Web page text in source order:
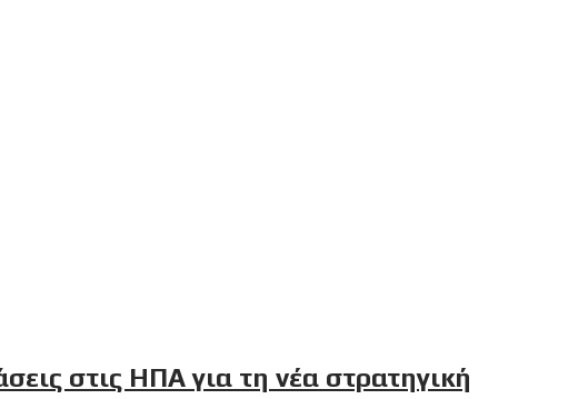
στις ΗΠΑ για τη νέα στρατηγική